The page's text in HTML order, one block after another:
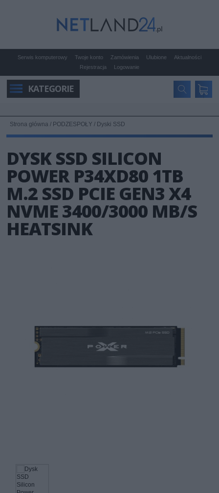
Serwis komputerowy Twoje konto Zamówienia Ulubione
Aktualności
Rejestracja
Logowanie
KATEGORIE
Strona główna / PODZESPOŁY / Dyski SSD
DYSK SSD SILICON
POWER P34XD80 1TB
M.2 SSD PCIE GEN3 X4
NVME 3400/3000 MB/S
HEATSINK